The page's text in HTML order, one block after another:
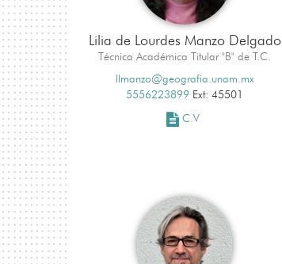
Lilia de Lourdes Manzo Delgado
Técnica Académica Titular "B" de T.C.
llmanzo@geografia.unam.mx
5556223899 Ext: 45501
C.V